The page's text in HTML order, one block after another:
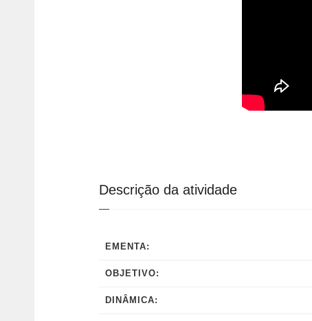
Descrição da atividade
EMENTA:
OBJETIVO:
DINÂMICA: